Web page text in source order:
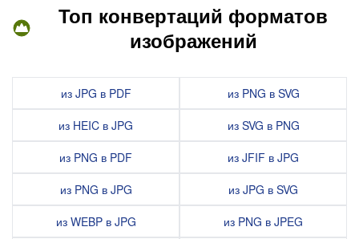
Топ конвертаций форматов
изображений
из JPG в PDF
из HEIC в JPG
из PNG в PDF
из PNG в JPG
из WEBP в JPG
из PNG в SVG
из SVG в PNG
из JFIF в JPG
из JPG в SVG
из PNG в JPEG